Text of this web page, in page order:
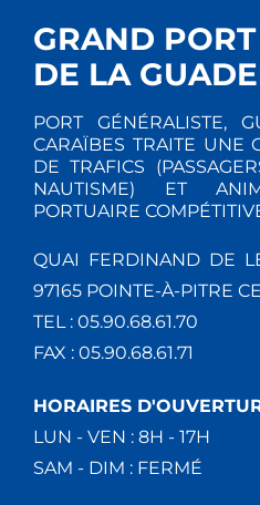
GRAND
DE LA
PORT GÉNÉRALISTE,
CARAÏBES TRAITE UNE
DE TRAFICS
NAUTISME) ET
PORTUAIRE
QUAI FERDINAND DE
97165 POINTE-À-PITRE
TEL : 05.90.68.61.70
FAX : 05.90.68.61.71
HORAIRES
LUN - VEN : 8H - 17H
SAM - DIM : FERMÉ